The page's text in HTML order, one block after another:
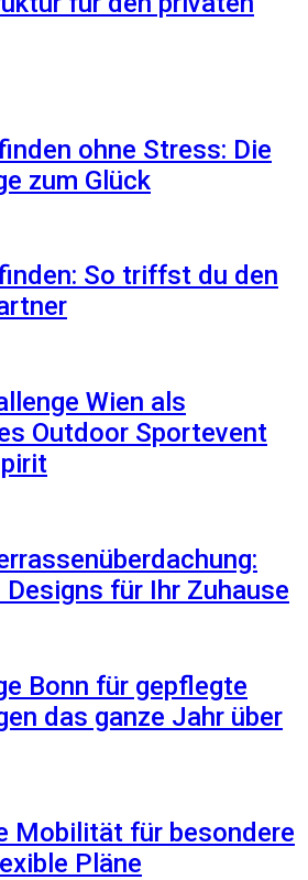
ohne Stress: Die
zum Glück
So triffst du den
Wien als
Outdoor Sportevent
für Ihr Zuhause
Bonn für gepflegte
das ganze Jahr über
Mobilität für besondere
Pläne